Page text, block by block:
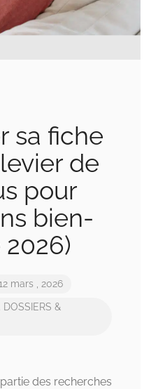
sa fiche
de
pour
bien-
mars , 2026
DOSSIERS &
des recherches